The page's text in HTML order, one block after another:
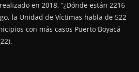
en 2018. “¿Dónde están 2216
la Unidad de Víctimas habla de 522
con más casos Puerto Boyacá